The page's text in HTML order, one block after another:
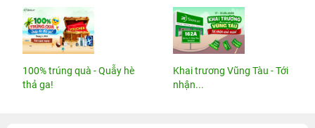
100% trúng quà - Quẫy hè
thả ga!
Khai trương Vũng Tàu - Tới
nhận...